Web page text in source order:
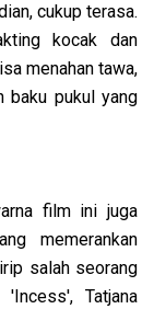
cukup terasa.
kocak dan
menahan tawa,
baku pukul yang
film ini juga
memerankan
salah seorang
Tatjana